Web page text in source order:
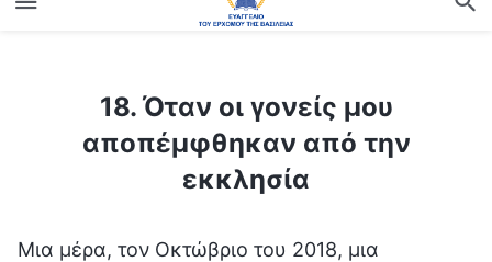
18. Όταν οι γονείς μου
αποπέμφθηκαν από την
εκκλησία
Μια μέρα, τον Οκτώβριο του 2018, μια